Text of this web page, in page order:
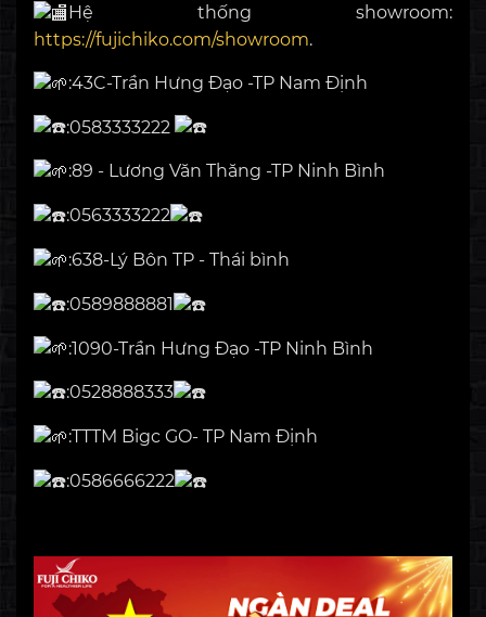
Hệ thống showroom:
https://fujichiko.com/showroom.
:43C-Trần Hưng Đạo -TP Nam Định
:0583333222
:89 - Lương Văn Thăng -TP Ninh Bình
:0563333222
:638-Lý Bôn TP - Thái bình
:0589888881
:1090-Trần Hưng Đạo -TP Ninh Bình
:0528888333
:TTTM Bigc GO- TP Nam Định
:0586666222